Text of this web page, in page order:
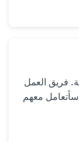
فريق العمل
سأتعامل معهم